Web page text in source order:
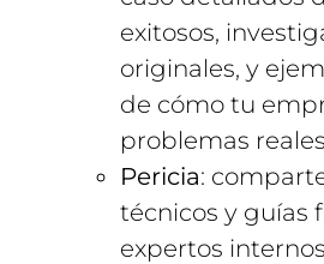
exitosos,
originales, y
de cómo tu
problemas
Pericia:
técnicos y guías
expertos